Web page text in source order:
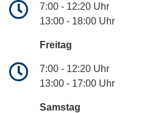
7:00 - 12:20 Uhr
13:00 - 18:00 Uhr
Freitag
7:00 - 12:20 Uhr
13:00 - 17:00 Uhr
Samstag